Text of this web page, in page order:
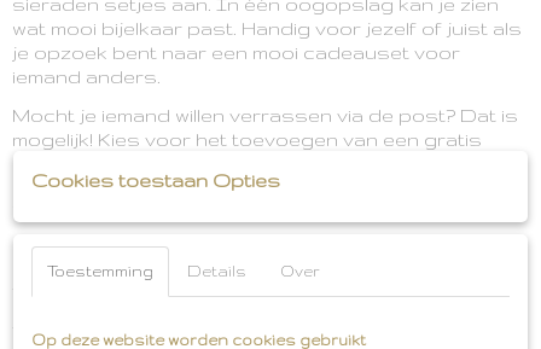
sieraden setjes aan. In één oogopslag kan je zien
wat mooi bijelkaar past. Handig voor jezelf of juist als
je opzoek bent naar een mooi cadeauset voor
iemand anders.
Mocht je iemand willen verrassen via de post? Dat is
mogelijk! Kies voor het toevoegen van een gratis
persoonlijke tekst voor op het kaartje achter te laten.
Dit mooie sieraden set bestaat uit:
Cookies toestaan Opties
Toestemming Details Over
Op deze website worden cookies gebruikt